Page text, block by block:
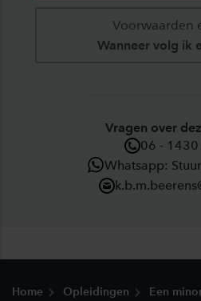
Voorwaarden
Wanneer volg ik
Vragen over
06 - 1430
Whatsapp:
Home Opleidingen Een